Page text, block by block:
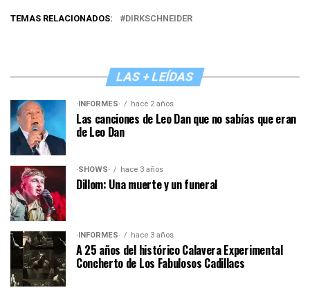
TEMAS RELACIONADOS: DIRKSCHNEIDER
LAS + LEÍDAS
·INFORMES· hace 2 años
Las canciones de Leo Dan que no sabías que eran
de Leo Dan
·SHOWS· hace 3 años
Dillom: Una muerte y un funeral
·INFORMES· hace 3 años
A 25 años del histórico Calavera Experimental
Concherto de Los Fabulosos Cadillacs